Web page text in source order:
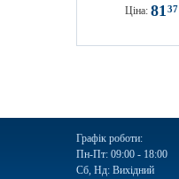
Ціна: 8137
Графік роботи:
Пн-Пт: 09:00 - 18:00
Сб, Нд: Вихідний